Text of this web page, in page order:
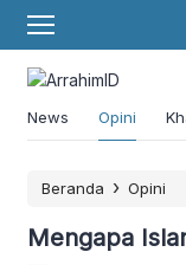
News Opini
Beranda › Opini
Mengapa